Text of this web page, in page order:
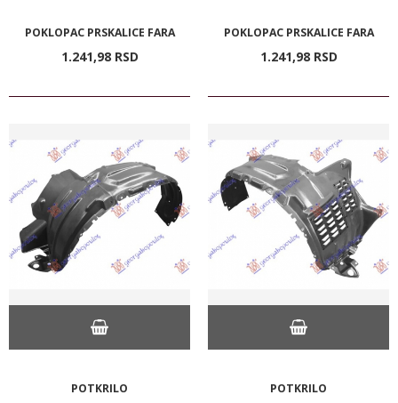
POKLOPAC PRSKALICE FARA
1.241,98 RSD
POKLOPAC PRSKALICE FARA
1.241,98 RSD
POTKRILO POTKRILO